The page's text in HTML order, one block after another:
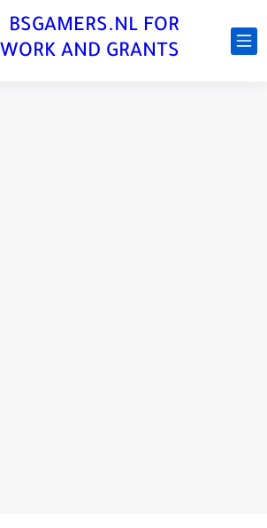
BSGAMERS.NL FOR
WORK AND GRANTS